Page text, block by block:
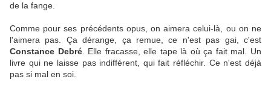
de la fange.
Comme pour ses précédents opus, on aimera celui-là, ou on ne
l'aimera pas. Ça dérange, ça remue, ce n'est pas gai, c'est
Constance Debré. Elle fracasse, elle tape là où ça fait mal. Un
livre qui ne laisse pas indifférent, qui fait réfléchir. Ce n'est déjà
pas si mal en soi.